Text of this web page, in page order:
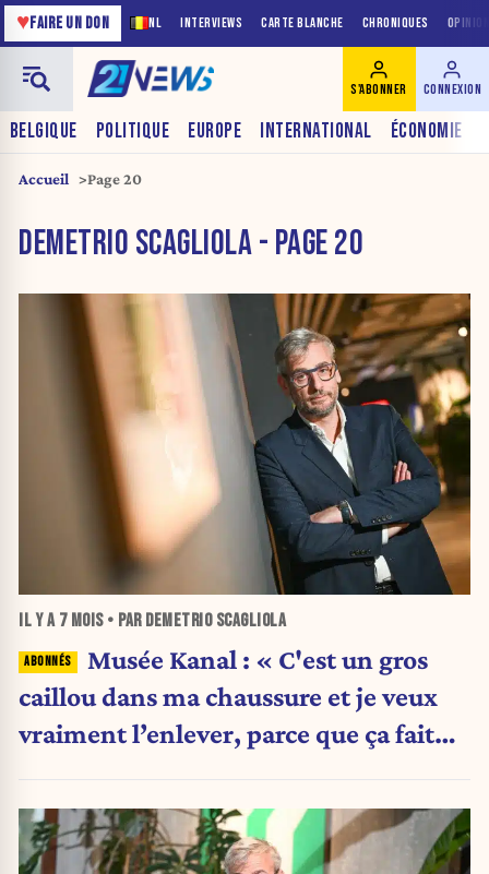
NL INTERVIEWS CARTE BLANCHE CHRONIQUES
♥FAIRE UN DON
BELGIQUE POLITIQUE EUROPE INTERNATIONAL ÉCONOMIE
S'ABONNER CONNEXION
Accueil Page 20
DEMETRIO SCAGLIOLA - PAGE 20
IL Y A 7 MOIS• PAR DEMETRIO SCAGLIOLA
Musée Kanal : « C'est un gros
caillou dans ma chaussure et je veux
vraiment l’enlever, parce que ça fait